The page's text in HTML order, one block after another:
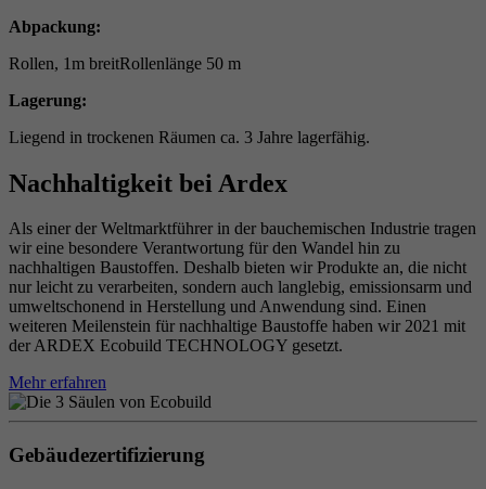
Abpackung:
Rollen, 1m breitRollenlänge 50 m
Lagerung:
Liegend in trockenen Räumen ca. 3 Jahre lagerfähig.
Nachhaltigkeit bei Ardex
Als einer der Weltmarktführer in der bauchemischen Industrie tragen
wir eine besondere Verantwortung für den Wandel hin zu
nachhaltigen Baustoffen. Deshalb bieten wir Produkte an, die nicht
nur leicht zu verarbeiten, sondern auch langlebig, emissionsarm und
umweltschonend in Herstellung und Anwendung sind. Einen
weiteren Meilenstein für nachhaltige Baustoffe haben wir 2021 mit
der ARDEX Ecobuild TECHNOLOGY gesetzt.
Mehr erfahren
Gebäudezertifizierung